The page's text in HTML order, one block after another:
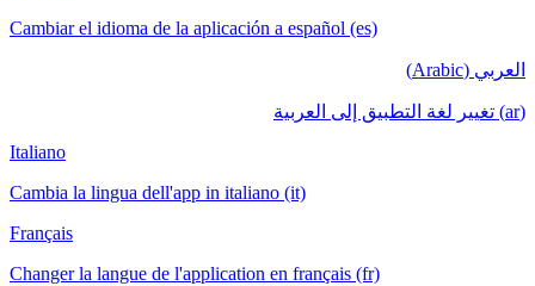
Cambiar el idioma de la aplicación a español (es)
العربي (Arabic)
(ar) تغيير لغة التطبيق إلى العربية
Italiano
Cambia la lingua dell'app in italiano (it)
Français
Changer la langue de l'application en français (fr)